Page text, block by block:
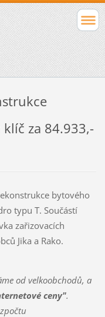
za 84.933,-
bytového
typu T. Součástí
zařizovacích
Jika a Rako.
od velkoobchodů, a
ceny".